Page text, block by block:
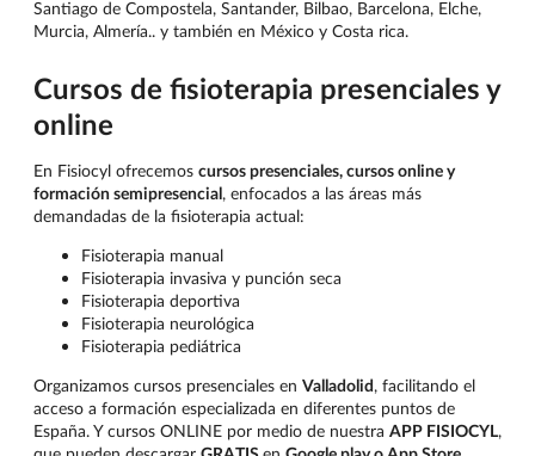
Santiago de Compostela, Santander, Bilbao, Barcelona, Elche,
Murcia, Almería.. y también en México y Costa rica.
Cursos de fisioterapia presenciales y
online
En Fisiocyl ofrecemos cursos presenciales, cursos online y
formación semipresencial, enfocados a las áreas más
demandadas de la fisioterapia actual:
Fisioterapia manual
Fisioterapia invasiva y punción seca
Fisioterapia deportiva
Fisioterapia neurológica
Fisioterapia pediátrica
Organizamos cursos presenciales en Valladolid, facilitando el
acceso a formación especializada en diferentes puntos de
España. Y cursos ONLINE por medio de nuestra APP FISIOCYL,